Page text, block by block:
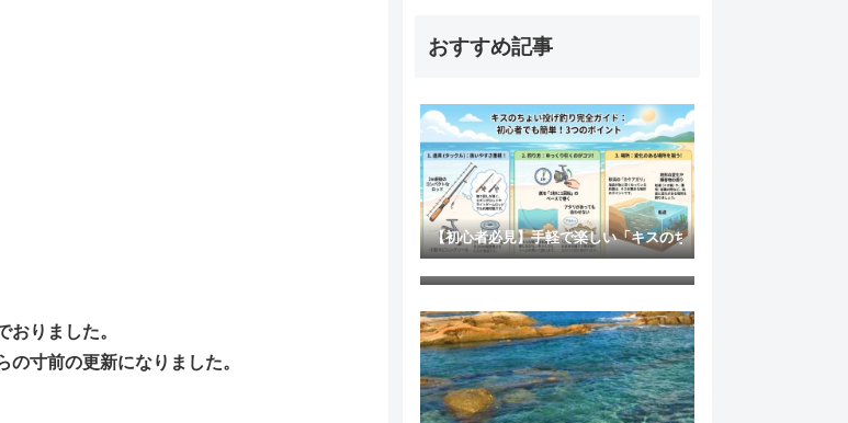
りました。
寸前の更新になりました。
おすすめ記事
【初心者必見】手軽で楽しい「キスのちょい投げ釣り」完全攻
【スペシャルゲスト】釣チュ by リョウマ・プロダクツ